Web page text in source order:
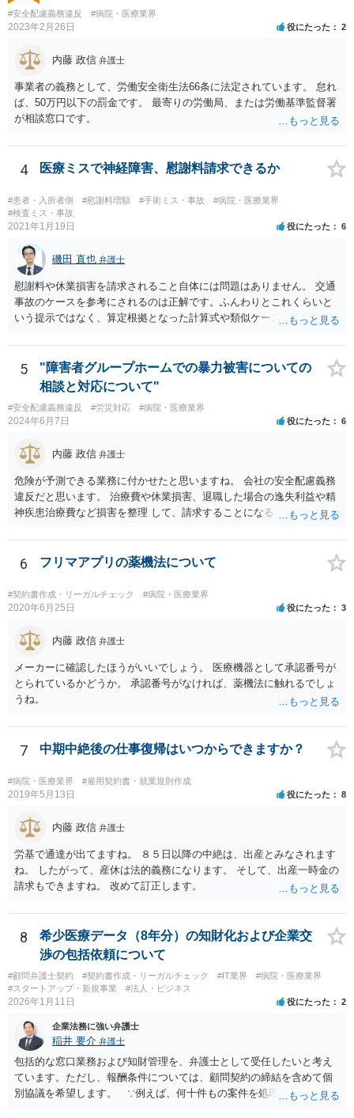
致命的なミスではないと思います。 もっとも、形式面も仕事の完成物
として当然確認すべきでありますので、今後は気を付けるように弁護
#安全配慮義務違反 #病院・医療業界
2023年2月26日 役にたった 2
内藤 政信 弁護士
事業者の義務として、労働安全衛生法66条に法定されています。 怠れ
ば、50万円以下の罰金です。 最寄りの労働局、または労働基準監督署
が相談窓口です。
4 医療ミスで神経障害、慰謝料請求できるか
#患者・入所者側 #慰謝料増額 #手術ミス・事故
#病院・医療業界
#検査ミス・事故
2021年1月19日 役にたった 6
磯田 直也 弁護士
慰謝料や休業損害を請求されること自体には問題はありません。 交通
事故のケースを参考にされるのは正解です。ふんわりとこれくらいと
いう提示ではなく、算定根拠となった計算式や類似ケースでの裁判所
面、針刺し事故については医療者側の故意や過失がないと思われるケ
ースが多く、早期解決のためにある程度の減額等があることはやむを
得ないかとも思います。 病院側の提示があまりにも低額であった場合
などには、弁護士へのご依頼も検討されるべきかと思います。 弁護士
への依頼が必要になる際に備えて、また現時点でのアドバイス等をも
らうために、一度法律事務所にご相談されておいても良いかも知れま
せん。
5
"障害者グループホームでの暴力被害についての
相談と対応について"
#安全配慮義務違反 #労災対応 #病院・医療業界
2024年6月7日 役にたった 6
内藤 政信 弁護士
危険が予測できる業務に付かせたと思いますね。 会社の安全配慮義務
違反だと思います。 治療費や休業損害、退職した場合の逸失利益や精
神疾患治療費など損害を整理 して、請求することになるでしょう。 傷
6 フリマアプリの薬機法について
#契約書作成・リーガルチェック #病院・医療業界
2020年6月25日 役にたった 3
内藤 政信 弁護士
メーカーに確認したほうがいいでしょう。 医療機器として承認番号が
とられているかどうか。 承認番号がなければ、薬機法に触れるでしょ
うね。
7 中期中絶後の仕事復帰はいつからできますか？
#病院・医療業界 #雇用契約書・就業規則作成
2019年5月13日 役にたった 8
内藤 政信 弁護士
労基で通達が出てますね。 ８５日以降の中絶は、出産とみなされます
ね。 したがって、産休は法的義務になります。 そして、出産一時金の
請求もできますね。 改めて訂正します。
8
希少医療データ（8年分）の知財化および企業交
渉の包括依頼について
#顧問弁護士契約 #契約書作成・リーガルチェック #IT業界
#病院・医療業界
#スタートアップ・新規事業
#法人・ビジネス
2026年1月11日 役にたった 2
企業法務に強い弁護士
稲井 要介 弁護士
包括的な窓口業務および知財管理を、弁護士として受任したいと考え
ています。ただし、報酬条件については、顧問契約の締結を含めて個
別協議を希望します。 ∵例えば、何十件もの案件を処理し、時間を